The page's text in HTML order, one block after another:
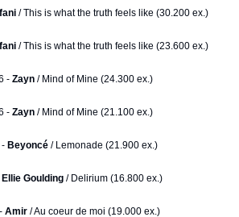
/ This is what the truth feels like (30.200 ex.)
/ This is what the truth feels like (23.600 ex.)
- Zayn / Mind of Mine (24.300 ex.)
- Zayn / Mind of Mine (21.100 ex.)
- Beyoncé / Lemonade (21.900 ex.)
Ellie Goulding / Delirium (16.800 ex.)
Amir / Au coeur de moi (19.000 ex.)